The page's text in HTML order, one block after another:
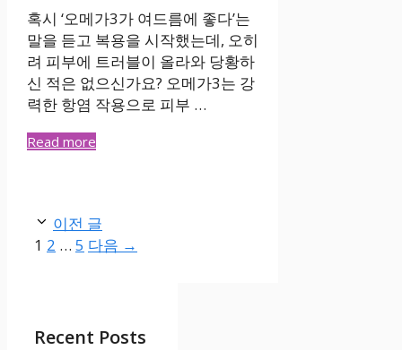
혹시 ‘오메가3가 여드름에 좋다’는
말을 듣고 복용을 시작했는데, 오히
려 피부에 트러블이 올라와 당황하
신 적은 없으신가요? 오메가3는 강
력한 항염 작용으로 피부 …
Read more
이전 글
페
1 페
2 … 페
5 다음 →
Recent Posts